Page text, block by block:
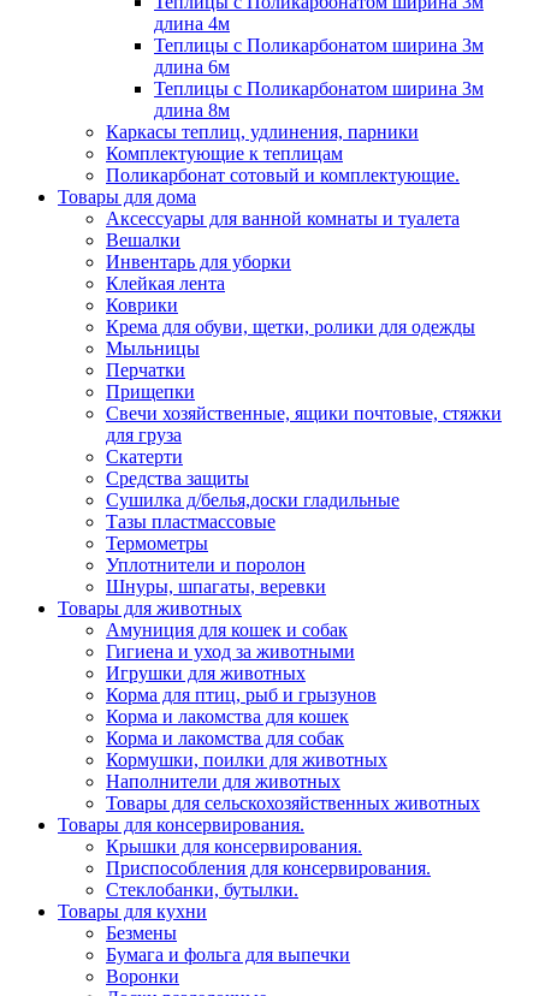
длина 4м
Теплицы с Поликарбонатом ширина 3м
длина 6м
Теплицы с Поликарбонатом ширина 3м
длина 8м
Каркасы теплиц, удлинения, парники
Комплектующие к теплицам
Поликарбонат сотовый и комплектующие.
Товары для дома
Аксессуары для ванной комнаты и туалета
Вешалки
Инвентарь для уборки
Клейкая лента
Коврики
Крема для обуви, щетки, ролики для одежды
Мыльницы
Перчатки
Прищепки
Свечи хозяйственные, ящики почтовые, стяжки
для груза
Скатерти
Средства защиты
Сушилка д/белья,доски гладильные
Тазы пластмассовые
Термометры
Уплотнители и поролон
Шнуры, шпагаты, веревки
Товары для животных
Амуниция для кошек и собак
Гигиена и уход за животными
Игрушки для животных
Корма для птиц, рыб и грызунов
Корма и лакомства для кошек
Корма и лакомства для собак
Кормушки, поилки для животных
Наполнители для животных
Товары для сельскохозяйственных животных
Товары для консервирования.
Крышки для консервирования.
Приспособления для консервирования.
Стеклобанки, бутылки.
Товары для кухни
Безмены
Бумага и фольга для выпечки
Воронки